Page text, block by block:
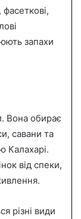
запахи
Вона обирає
савани та
Калахарі.
від спеки,
різні види